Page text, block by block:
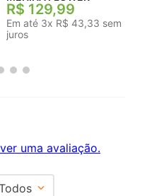
R$ 129,99
Em até 3x R$ 43,33 sem
juros
uma avaliação.